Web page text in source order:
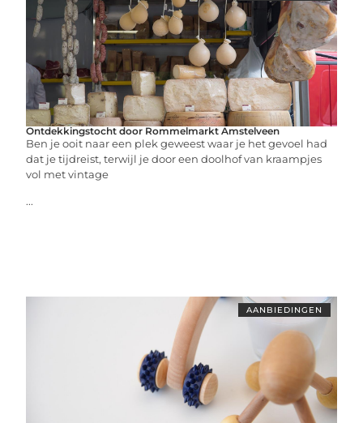
Ontdekkingstocht door Rommelmarkt Amstelveen
Ben je ooit naar een plek geweest waar je het gevoel had
dat je tijdreist, terwijl je door een doolhof van kraampjes
vol met vintage
...
AANBIEDINGEN